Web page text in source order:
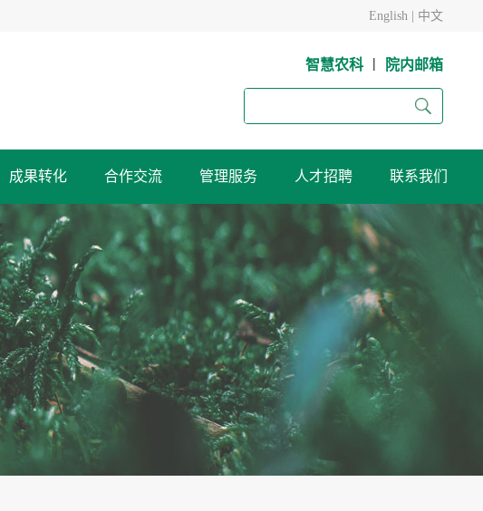
English 中文
智慧农科 | 院内邮箱
麦研究所
铃薯研究所
物技术研究所
物保护研究所
草与绿色农业研究所（农业质
量标准与检测技术研究所）
试验站
黄羊麦类作物育种试验站
榆中高寒农业试验站
张掖节水农业试验站
成果转化 合作交流 管理服务 人才招聘 联系我们